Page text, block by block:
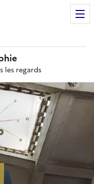
les regards